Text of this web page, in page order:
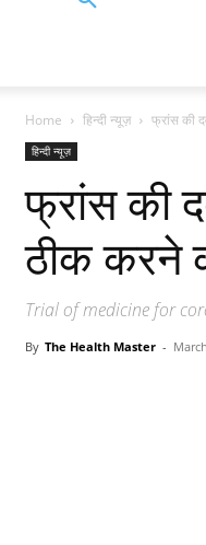
Home हिन्दी न्यूज़ फ्रांस की
हिन्दी न्यूज़
फ्रांस की
ठीक करने
Trial of medicine for
By The Health Master -